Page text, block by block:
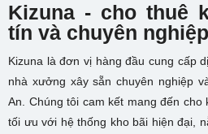
Kizuna - cho thuê
tín và chuyên nghiệp
Kizuna là đơn vị hàng đầu cung cấp
nhà xưởng xây sẵn chuyên nghiệp
An. Chúng tôi cam kết mang đến
tối ưu với hệ thống kho bãi hiện đại,